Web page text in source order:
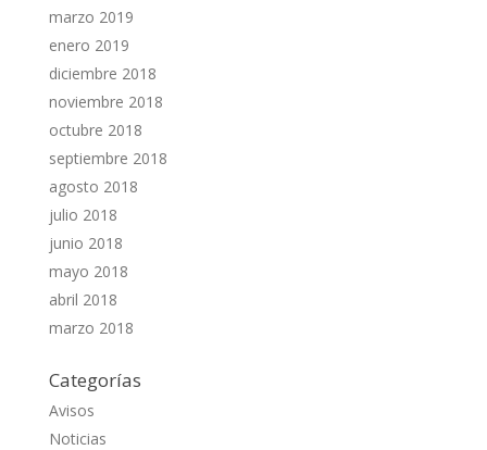
marzo 2019
enero 2019
diciembre 2018
noviembre 2018
octubre 2018
septiembre 2018
agosto 2018
julio 2018
junio 2018
mayo 2018
abril 2018
marzo 2018
Categorías
Avisos
Noticias